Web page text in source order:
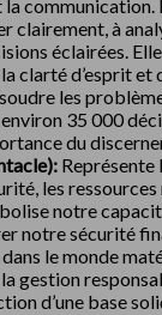
communication.
clairement, à
éclairées.
clarté d’esprit
les
35 000
du
les
notre
notre sécurité
le monde
gestion
d’une base